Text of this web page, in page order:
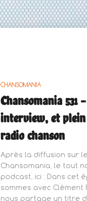
CHANSOMANIA
Chansomania 531
interview, et plein
radio chanson
Après la diffusion sur
Chansomania, le tout
podcast, ici : Dans cet
sommes avec Clément
nous partage un titre